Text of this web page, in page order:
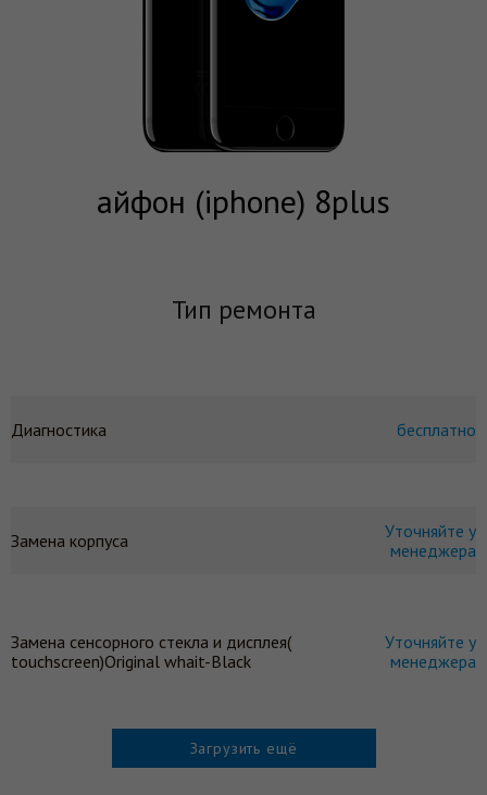
айфон (iphone) 8plus
Тип ремонта
Диагностика бесплатно
Замена корпуса
Уточняйте у
менеджера
Замена сенсорного стекла и дисплея(
touchscreen)Original whait-Black
Уточняйте у
менеджера
Загрузить ещё